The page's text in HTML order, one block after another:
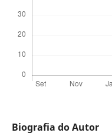
Biografia do Autor